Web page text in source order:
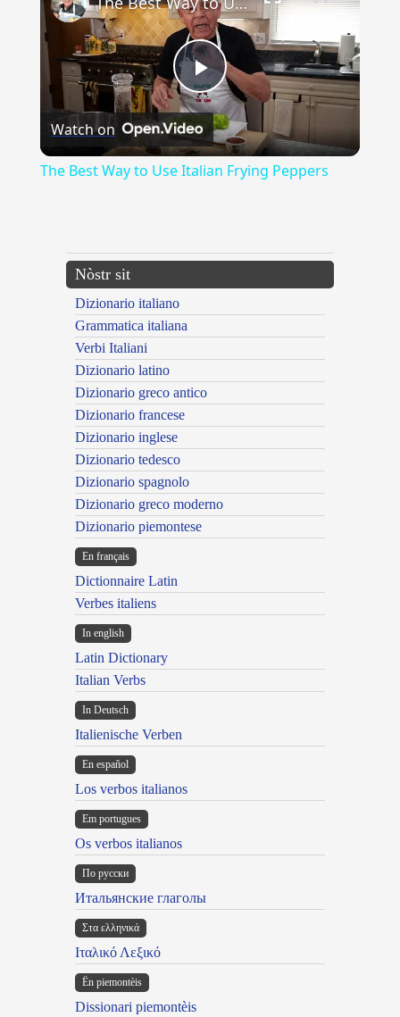
Play
Video
Watch on
The Best Way to Use Italian Frying Peppers
Nòstr sit
Dizionario italiano
Grammatica italiana
Verbi Italiani
Dizionario latino
Dizionario greco antico
Dizionario francese
Dizionario inglese
Dizionario tedesco
Dizionario spagnolo
Dizionario greco moderno
Dizionario piemontese
En français
Dictionnaire Latin
Verbes italiens
In english
Latin Dictionary
Italian Verbs
In Deutsch
Italienische Verben
En español
Los verbos italianos
Em portugues
Os verbos italianos
По русски
Итальянские глаголы
Στα ελληνικά
Ιταλικό Λεξικό
Ën piemontèis
Dissionari piemontèis